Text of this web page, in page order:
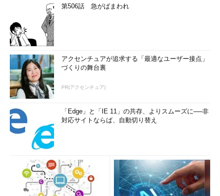
第506話 急がばまわれ
アクセンチュアが追求する「最適なユーザー接点」
づくりの舞台裏
PR(アクセンチュア)
「Edge」と「IE 11」の共存、よりスムーズに──非
対応サイトならば、自動切り替え